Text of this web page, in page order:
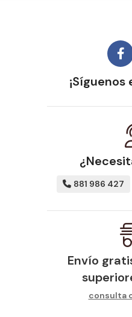
¡Síguenos
881 986 427
Envío
consulta